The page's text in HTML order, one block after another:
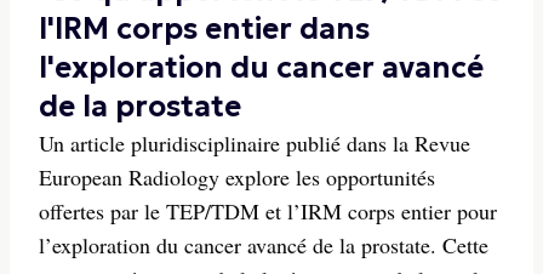
l'IRM corps entier dans
l'exploration du cancer avancé
de la prostate
Un article pluridisciplinaire publié dans la Revue
European Radiology explore les opportunités
offertes par le TEP/TDM et l’IRM corps entier pour
l’exploration du cancer avancé de la prostate. Cette